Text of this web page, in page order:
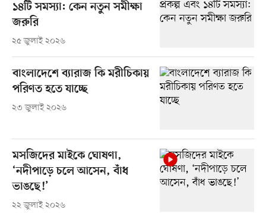
১৪টি সমস্যা: কেন নতুন সমীক্ষা
জরুরি
২৫ জুলাই ২০২৬
বাংলাদেশে ব্যারাজ কি মরীচিকায়
পরিণত হতে যাচ্ছে
২৩ জুলাই ২০২৬
মসজিদের মাইকে ঘোষণা,
‘নদীপাড়ে চলে আসেন, বাঁধ
ভাঙছে!’
২২ জুলাই ২০২৬